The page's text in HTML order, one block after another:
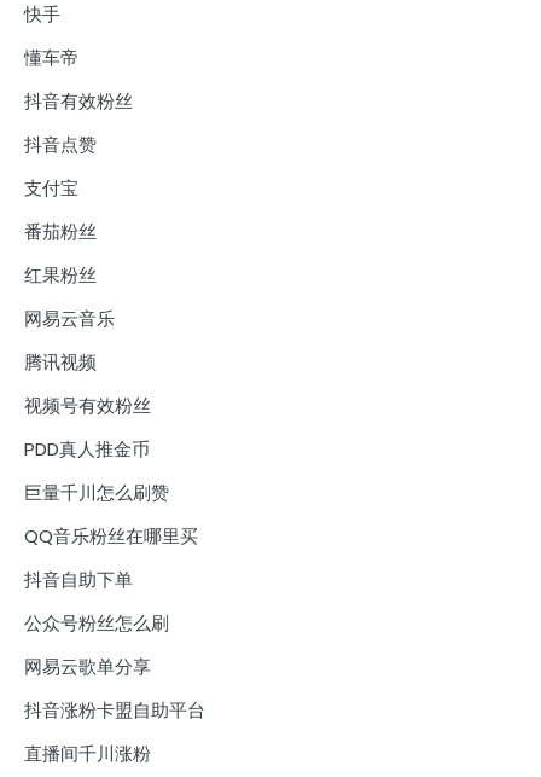
快手
懂车帝
抖音有效粉丝
抖音点赞
支付宝
番茄粉丝
红果粉丝
网易云音乐
腾讯视频
视频号有效粉丝
PDD真人推金币
巨量千川怎么刷赞
QQ音乐粉丝在哪里买
抖音自助下单
公众号粉丝怎么刷
网易云歌单分享
抖音涨粉卡盟自助平台
直播间千川涨粉